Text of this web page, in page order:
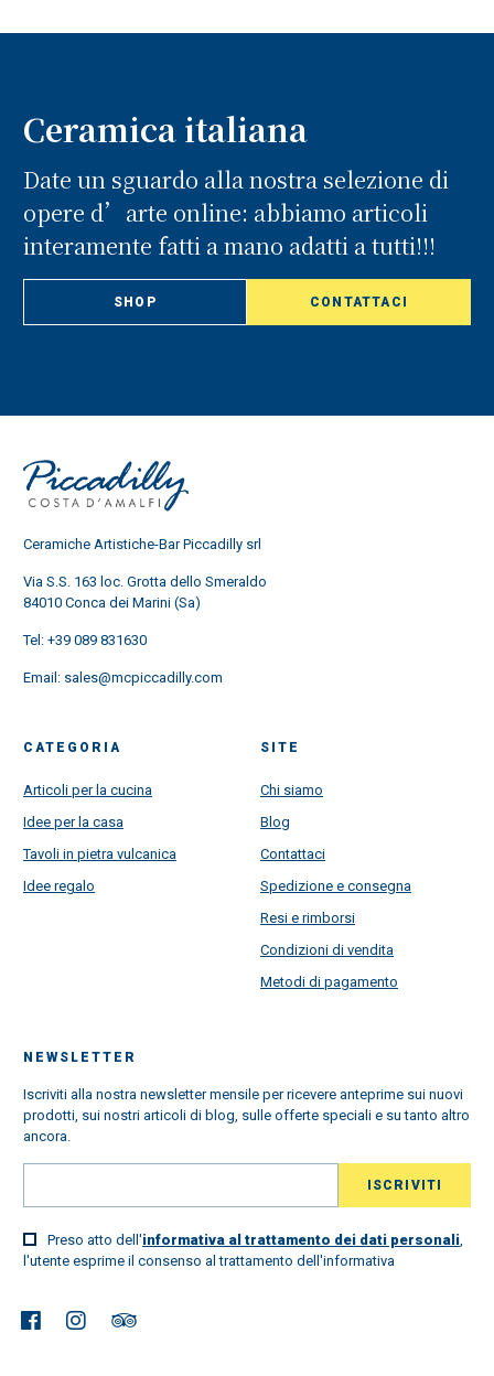
Ceramica italiana
Date un sguardo alla nostra selezione di
opere d’arte online: abbiamo articoli
interamente fatti a mano adatti a tutti!!!
SHOP CONTATTACI
Ceramiche Artistiche-Bar Piccadilly srl
Via S.S. 163 loc. Grotta dello Smeraldo
84010 Conca dei Marini (Sa)
Tel: +39 089 831630
Email: sales@mcpiccadilly.com
CATEGORIA
Articoli per la cucina
Idee per la casa
Tavoli in pietra vulcanica
Idee regalo
SITE
Chi siamo
Blog
Contattaci
Spedizione e consegna
Resi e rimborsi
Condizioni di vendita
Metodi di pagamento
NEWSLETTER
Iscriviti alla nostra newsletter mensile per ricevere anteprime sui nuovi
prodotti, sui nostri articoli di blog, sulle offerte speciali e su tanto altro
ancora.
Preso atto dell'informativa al trattamento dei dati personali,
l'utente esprime il consenso al trattamento dell'informativa